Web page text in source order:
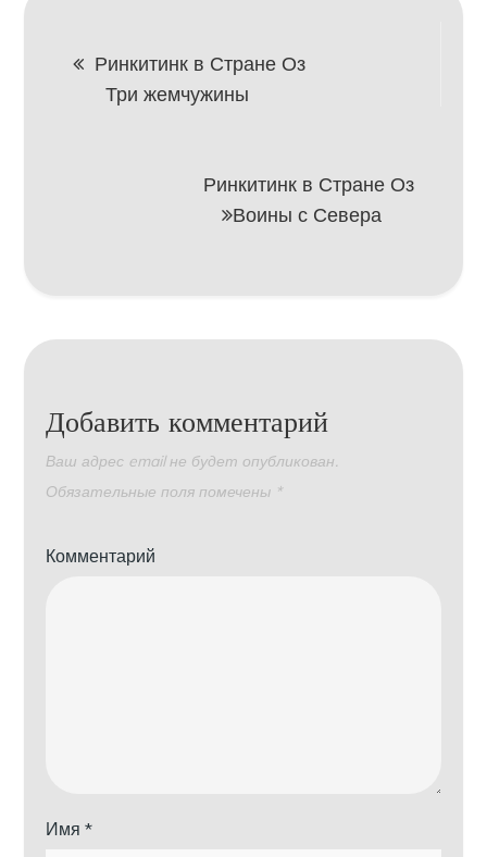
Навигация
Ринкитинк в Стране Оз
Три жемчужины
Ринкитинк в Стране Оз
Воины с Севера
Добавить комментарий
Ваш адрес email не будет опубликован.
Обязательные поля помечены *
Комментарий
Имя*